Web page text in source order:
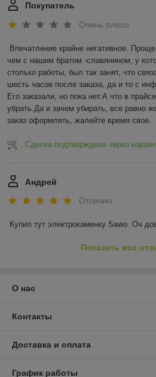
Покупатель
Очень плохо
Впечатление крайне негативное.
чем с нашим братом -славянином, у
столько работы, был так занят, что
шесть часов после заказа, да и то с
Его заказали, но пока нет.А что в
убрать.Да и зачем убирать, все равно
заказ оформлять, жалейте время свое.
Сделка подтверждена через
Андрей
Отлично
Купил тут электрокаменку Sawo. Оч
Показать все
О нас
Контакты
Доставка и оплата
График работы